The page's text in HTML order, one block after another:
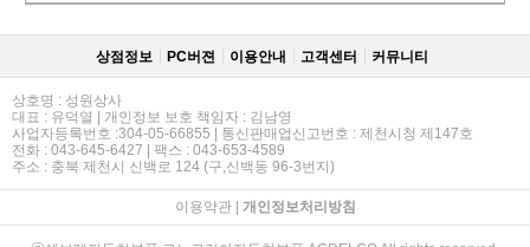
상점정보 PC버젼 이용안내 고객센터 커뮤니티
상호명 : 성원상사
대표 : 유덕열 | 개인정보 보호 책임자 : 김남영
사업자등록번호 :304-05-66855 | 통신판매업신고번호 : 제천시청 제147호
전화 : 043-645-6427 | 팩스 : 043-653-4589
주소 : 충북 제천시 신백로 124 (구,신백동 96-3번지)
이용약관| 개인정보처리방침